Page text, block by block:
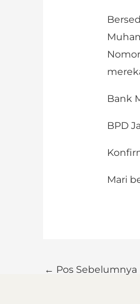
Bank
BPD
Mari
← Pos Sebelumnya